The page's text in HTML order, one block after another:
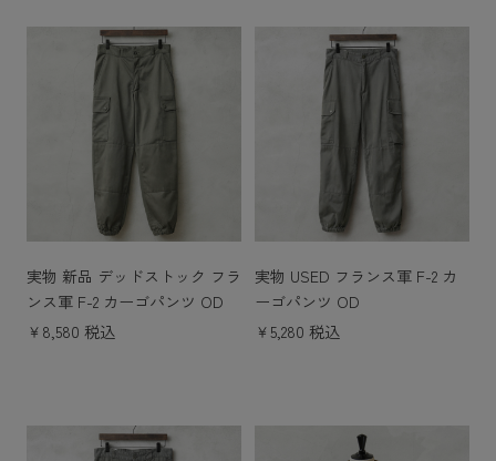
実物 新品 デッドストック フラ
ンス軍 F-2 カーゴパンツ OD
￥8,580 税込
実物 USED フランス軍 F-2 カ
ーゴパンツ OD
￥5,280 税込